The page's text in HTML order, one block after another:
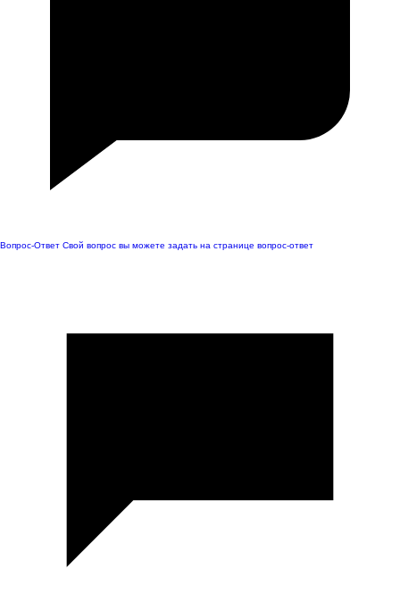
Вопрос-Ответ Свой вопрос вы можете задать на странице вопрос-ответ